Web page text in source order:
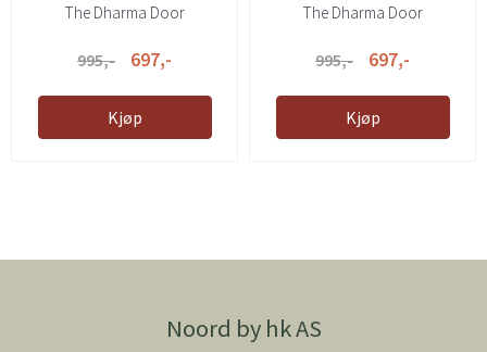
The Dharma Door
995,- 697,-
Kjøp
The Dharma Door
995,- 697,-
Kjøp
Noord by hk AS